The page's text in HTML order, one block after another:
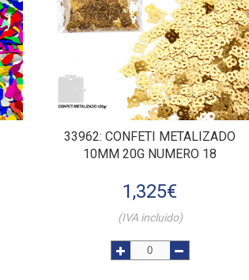
33962: CONFETI METALIZADO
10MM 20G NUMERO 18
1,325€
(IVA incluido)